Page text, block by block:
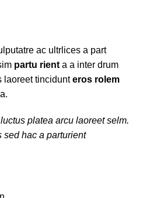
ac ultrlices a part
partu rient a a inter drum
laoreet tincidunteros rolem
platea arcu laoreet selm.
sed hac a parturient